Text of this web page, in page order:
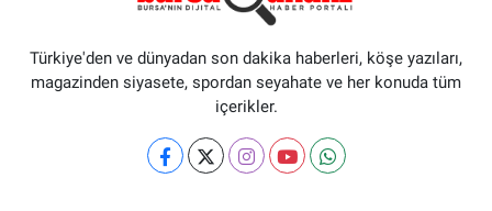
Türkiye'den ve dünyadan son dakika haberleri, köşe yazıları,
magazinden siyasete, spordan seyahate ve her konuda tüm
içerikler.